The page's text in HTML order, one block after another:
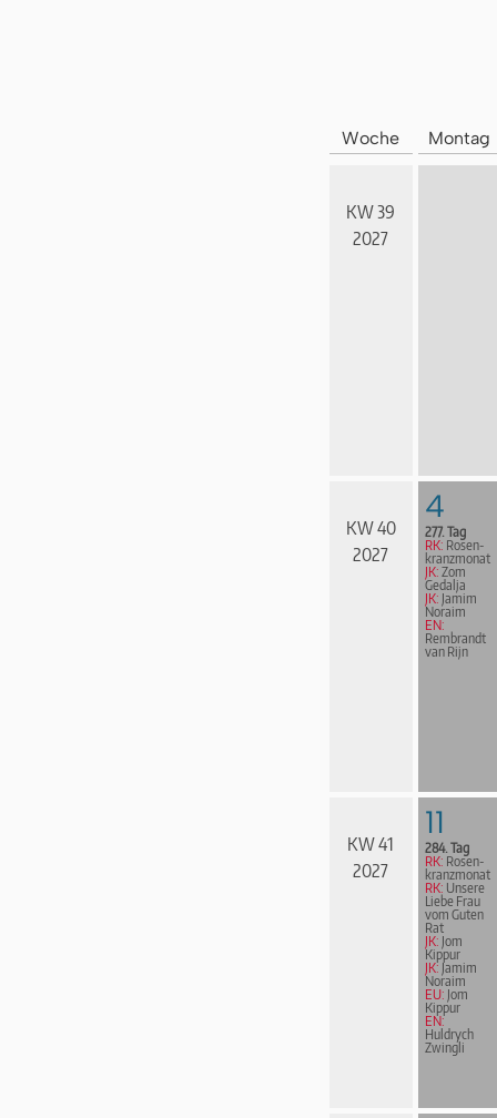
Woche Montag
KW 39
2027
KW 40
2027
4
277. Tag
RK: Rosen­
kranz­mo­nat
JK: Zom
Gedalja
JK: Jamim
Noraim
EN:
Rembrandt
van Rijn
KW 41
2027
11
284. Tag
RK: Rosen­
kranz­mo­nat
RK: Unsere
Liebe Frau
vom Guten
Rat
JK: Jom
Kippur
JK: Jamim
Noraim
EU: Jom
Kippur
EN:
Huldrych
Zwingli